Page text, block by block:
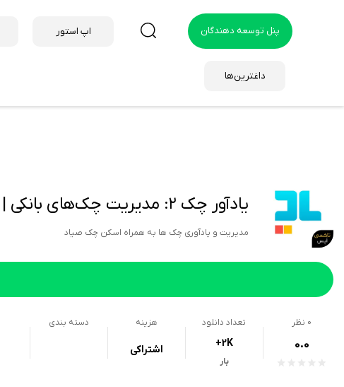
پنل توسعه دهندگان اپ استور
داغترین‌ها
یادآور چک ۲: مدیریت چک‌های بانکی | YadavareCheck
مدیریت و یادآوری چک ها به همراه اسکن چک صیاد
0 نظر
0.0
تعداد دانلود
+2K
بار
هزینه
اشتراکی
دسته بندی